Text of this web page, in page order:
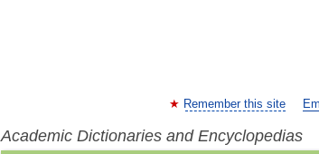
Remember this site
Academic Dictionaries and Encyclopedias